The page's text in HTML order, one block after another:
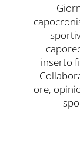
inserto
ore,